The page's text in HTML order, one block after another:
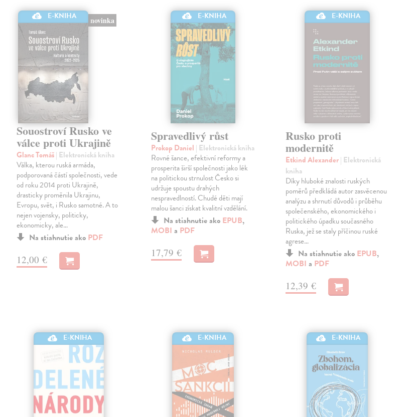
E-KNIHA novinka
Souostroví Rusko ve
válce proti Ukrajině
Glanc Tomáš| Elektronická kniha
Válka, kterou ruská armáda,
podporovaná částí společnosti, vede
od roku 2014 proti Ukrajině,
drasticky proměnila Ukrajinu,
Evropu, svět, i Rusko samotné. A to
nejen vojensky, politicky,
ekonomicky, ale…
Na stiahnutie ako PDF
12,00 €
E-KNIHA
Spravedlivý růst
Prokop Daniel | Elektronická kniha
Rovné šance, efektivní reformy a
prosperita širší společnosti jako lék
na politickou strnulost Česko si
udržuje spoustu drahých
nespravedlností. Chudé děti mají
malou šanci získat kvalitní vzdělání.
Na stiahnutie ako EPUB,
MOBI a PDF
17,79 €
E-KNIHA
Rusko proti
modernitě
Etkind Alexander| Elektronická
kniha
Díky hluboké znalosti ruských
poměrů předkládá autor zasvěcenou
analýzu a shrnutí důvodů i průběhu
společenského, ekonomického i
politického úpadku současného
Ruska, jež se staly příčinou ruské
agrese…
Na stiahnutie ako EPUB,
MOBI a PDF
12,39 €
E-KNIHA E-KNIHA E-KNIHA